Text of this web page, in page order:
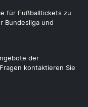
für Fußballtickets zu
Bundesliga und
der
kontaktieren Sie